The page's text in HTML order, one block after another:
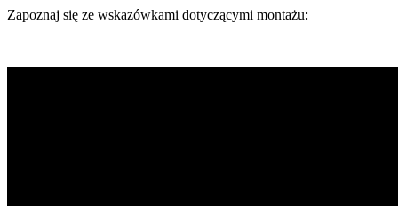
Zapoznaj się ze wskazówkami dotyczącymi montażu: